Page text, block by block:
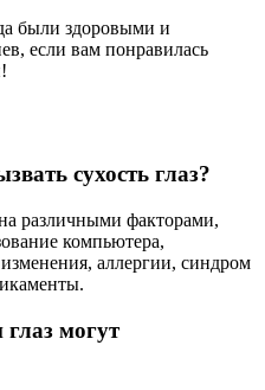
были здоровыми и
если вам понравилась
сухость глаз?
различными факторами,
компьютера,
аллергии, синдром
могут